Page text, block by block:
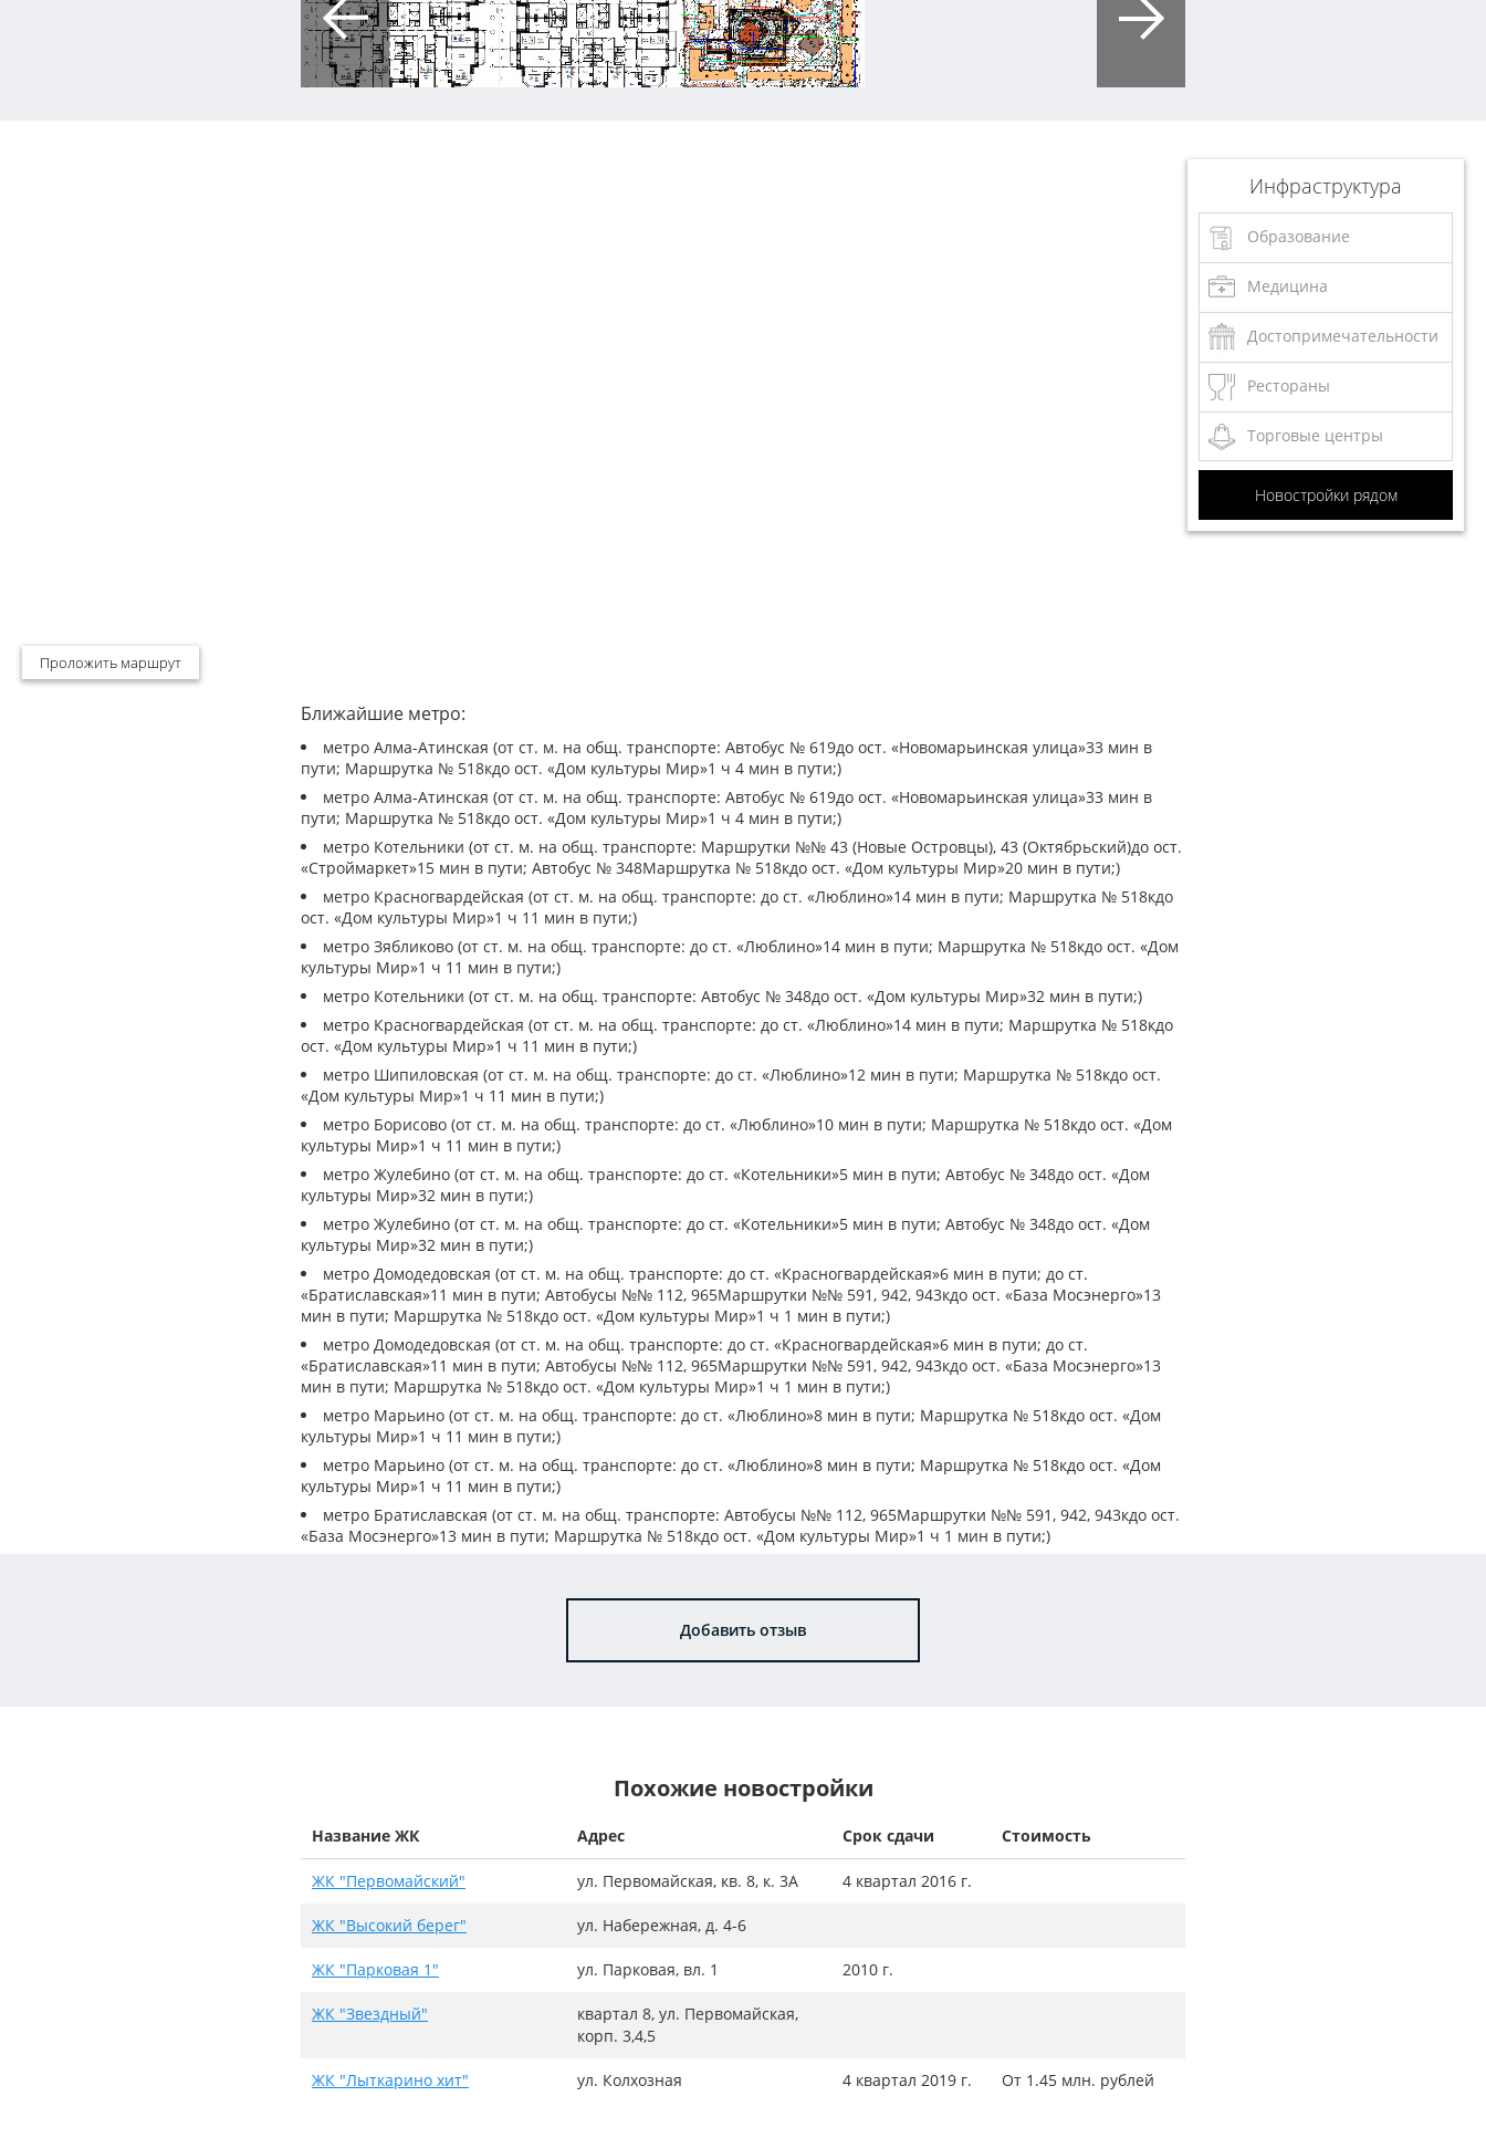
Инфраструктура
Образование
Медицина
Достопримечательности
Рестораны
Торговые центры
Новостройки рядом
Проложить маршрут
Ближайшие метро:
метро Алма-Атинская (от ст. м. на общ. транспорте: Автобус № 619до ост. «Новомарьинская улица»33 мин в
пути; Маршрутка № 518кдо ост. «Дом культуры Мир»1 ч 4 мин в пути;)
метро Алма-Атинская (от ст. м. на общ. транспорте: Автобус № 619до ост. «Новомарьинская улица»33 мин в
пути; Маршрутка № 518кдо ост. «Дом культуры Мир»1 ч 4 мин в пути;)
метро Котельники (от ст. м. на общ. транспорте: Маршрутки №№ 43 (Новые Островцы), 43 (Октябрьский)до ост.
«Строймаркет»15 мин в пути; Автобус № 348Маршрутка № 518кдо ост. «Дом культуры Мир»20 мин в пути;)
метро Красногвардейская (от ст. м. на общ. транспорте: до ст. «Люблино»14 мин в пути; Маршрутка № 518кдо
ост. «Дом культуры Мир»1 ч 11 мин в пути;)
метро Зябликово (от ст. м. на общ. транспорте: до ст. «Люблино»14 мин в пути; Маршрутка № 518кдо ост. «Дом
культуры Мир»1 ч 11 мин в пути;)
метро Котельники (от ст. м. на общ. транспорте: Автобус № 348до ост. «Дом культуры Мир»32 мин в пути;)
метро Красногвардейская (от ст. м. на общ. транспорте: до ст. «Люблино»14 мин в пути; Маршрутка № 518кдо
ост. «Дом культуры Мир»1 ч 11 мин в пути;)
метро Шипиловская (от ст. м. на общ. транспорте: до ст. «Люблино»12 мин в пути; Маршрутка № 518кдо ост.
«Дом культуры Мир»1 ч 11 мин в пути;)
метро Борисово (от ст. м. на общ. транспорте: до ст. «Люблино»10 мин в пути; Маршрутка № 518кдо ост. «Дом
культуры Мир»1 ч 11 мин в пути;)
метро Жулебино (от ст. м. на общ. транспорте: до ст. «Котельники»5 мин в пути; Автобус № 348до ост. «Дом
культуры Мир»32 мин в пути;)
метро Жулебино (от ст. м. на общ. транспорте: до ст. «Котельники»5 мин в пути; Автобус № 348до ост. «Дом
культуры Мир»32 мин в пути;)
метро Домодедовская (от ст. м. на общ. транспорте: до ст. «Красногвардейская»6 мин в пути; до ст.
«Братиславская»11 мин в пути; Автобусы №№ 112, 965Маршрутки №№ 591, 942, 943кдо ост. «База Мосэнерго»13
мин в пути; Маршрутка № 518кдо ост. «Дом культуры Мир»1 ч 1 мин в пути;)
метро Домодедовская (от ст. м. на общ. транспорте: до ст. «Красногвардейская»6 мин в пути; до ст.
«Братиславская»11 мин в пути; Автобусы №№ 112, 965Маршрутки №№ 591, 942, 943кдо ост. «База Мосэнерго»13
мин в пути; Маршрутка № 518кдо ост. «Дом культуры Мир»1 ч 1 мин в пути;)
метро Марьино (от ст. м. на общ. транспорте: до ст. «Люблино»8 мин в пути; Маршрутка № 518кдо ост. «Дом
культуры Мир»1 ч 11 мин в пути;)
метро Марьино (от ст. м. на общ. транспорте: до ст. «Люблино»8 мин в пути; Маршрутка № 518кдо ост. «Дом
культуры Мир»1 ч 11 мин в пути;)
метро Братиславская (от ст. м. на общ. транспорте: Автобусы №№ 112, 965Маршрутки №№ 591, 942, 943кдо ост.
«База Мосэнерго»13 мин в пути; Маршрутка № 518кдо ост. «Дом культуры Мир»1 ч 1 мин в пути;)
Добавить отзыв
Похожие новостройки
Название ЖК Адрес Срок сдачи Стоимость
ЖК "Первомайский" ул. Первомайская, кв. 8, к. 3А 4 квартал 2016 г.
ЖК "Высокий берег" ул. Набережная, д. 4-6
ЖК "Парковая 1" ул. Парковая, вл. 1 2010 г.
ЖК "Звездный"
квартал 8, ул. Первомайская,
корп. 3,4,5
ЖК "Лыткарино хит" ул. Колхозная 4 квартал 2019 г. От 1.45 млн. рублей